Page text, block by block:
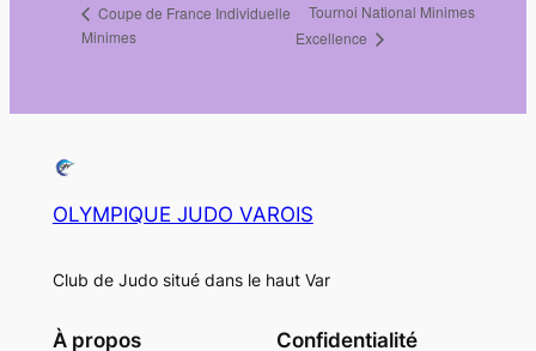
Coupe de France Individuelle
Minimes
Tournoi National Minimes
Excellence
OLYMPIQUE JUDO VAROIS
Club de Judo situé dans le haut Var
À propos Confidentialité